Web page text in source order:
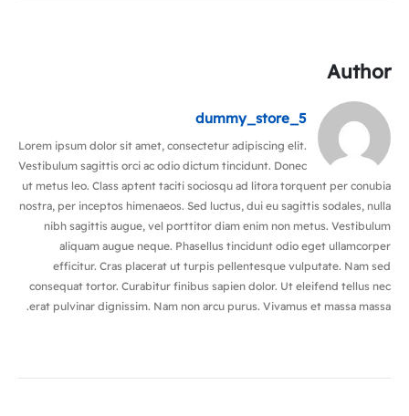
Author
dummy_store_5
Lorem ipsum dolor sit amet, consectetur adipiscing elit.
Vestibulum sagittis orci ac odio dictum tincidunt. Donec
ut metus leo. Class aptent taciti sociosqu ad litora torquent per conubia
nostra, per inceptos himenaeos. Sed luctus, dui eu sagittis sodales, nulla
nibh sagittis augue, vel porttitor diam enim non metus. Vestibulum
aliquam augue neque. Phasellus tincidunt odio eget ullamcorper
efficitur. Cras placerat ut turpis pellentesque vulputate. Nam sed
consequat tortor. Curabitur finibus sapien dolor. Ut eleifend tellus nec
erat pulvinar dignissim. Nam non arcu purus. Vivamus et massa massa.